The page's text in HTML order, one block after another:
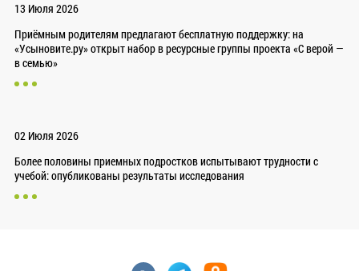
13 Июля 2026
Приёмным родителям предлагают бесплатную поддержку: на
«Усыновите.ру» открыт набор в ресурсные группы проекта «С верой —
в семью»
02 Июля 2026
Более половины приемных подростков испытывают трудности с
учебой: опубликованы результаты исследования